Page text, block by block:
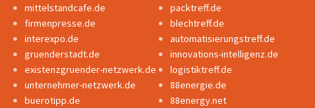
mittelstandcafe.de
firmenpresse.de
interexpo.de
gruenderstadt.de
existenzgruender-netzwerk.de
unternehmer-netzwerk.de
buerotipp.de
packtreff.de
blechtreff.de
automatisierungstreff.de
innovations-intelligenz.de
logistiktreff.de
88energie.de
88energy.net